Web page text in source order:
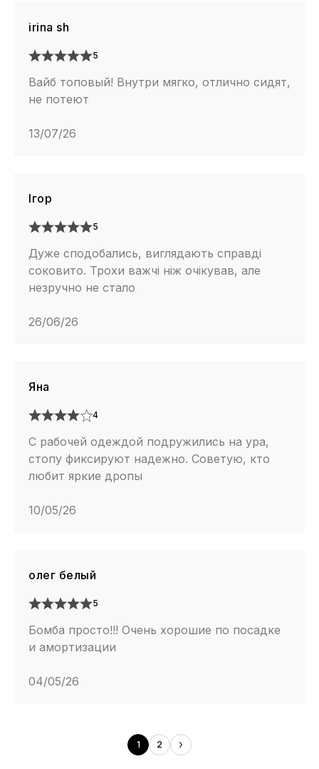
irina sh
5
Вайб топовый! Внутри мягко, отлично сидят,
не потеют
13/07/26
Ігор
5
Дуже сподобались, виглядають справді
соковито. Трохи важчі ніж очікував, але
незручно не стало
26/06/26
Яна
4
С рабочей одеждой подружились на ура,
стопу фиксируют надежно. Советую, кто
любит яркие дропы
10/05/26
олег белый
5
Бомба просто!!! Очень хорошие по посадке
и амортизации
04/05/26
1 2